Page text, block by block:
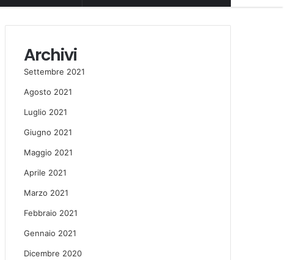
Archivi
Settembre 2021
Agosto 2021
Luglio 2021
Giugno 2021
Maggio 2021
Aprile 2021
Marzo 2021
Febbraio 2021
Gennaio 2021
Dicembre 2020